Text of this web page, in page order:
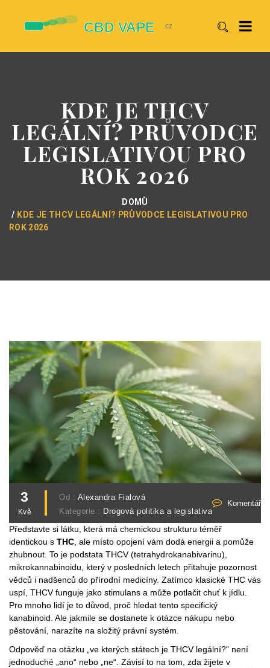
KDE JE THCV
LEGÁLNÍ? PRŮVODCE
LEGISLATIVOU PRO
ROK 2026
DOMŮ
KDE JE THCV LEGÁLNÍ? PRŮVODCE LEGISLATIVOU PRO
ROK 2026
3
Kvě
Od : Alexandra Fialová
Kategorie : Drogová politika a legislativa
Komentáře
Představte si látku, která má chemickou strukturu téměř
identickou s THC , ale místo opojení vám dodá energii a pomůže
zhubnout. To je podstata THCV(tetrahydrokanabivarinu),
mikrokannabinoidu, který v posledních letech přitahuje pozornost
vědců i nadšenců do přírodní medicíny. Zatímco klasické THC vás
uspí, THCV funguje jako stimulans a může potlačit chuť k jídlu.
Pro mnoho lidí je to důvod, proč hledat tento specifický
kanabinoid. Ale jakmile se dostanete k otázce nákupu nebo
pěstování, narazíte na složitý právní systém.
Odpověď na otázku „ve kterých státech je THCV legální?“ není
jednoduché „ano“ nebo „ne“. Závisí to na tom, zda žijete v